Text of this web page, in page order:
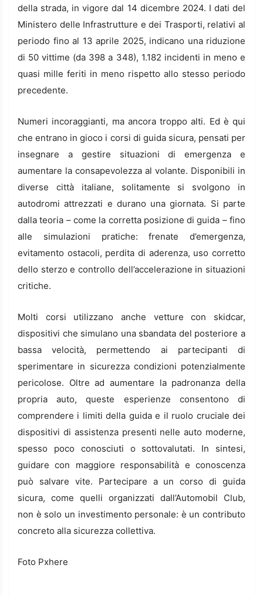
della strada, in vigore dal 14 dicembre 2024. I dati del
Ministero delle Infrastrutture e dei Trasporti, relativi al
periodo fino al 13 aprile 2025, indicano una riduzione
di 50 vittime (da 398 a 348), 1.182 incidenti in meno e
quasi mille feriti in meno rispetto allo stesso periodo
precedente.
Numeri incoraggianti, ma ancora troppo alti. Ed è qui
che entrano in gioco i corsi di guida sicura, pensati per
insegnare a gestire situazioni di emergenza e
aumentare la consapevolezza al volante. Disponibili in
diverse città italiane, solitamente si svolgono in
autodromi attrezzati e durano una giornata. Si parte
dalla teoria – come la corretta posizione di guida – fino
alle simulazioni pratiche: frenate d’emergenza,
evitamento ostacoli, perdita di aderenza, uso corretto
dello sterzo e controllo dell’accelerazione in situazioni
critiche.
Molti corsi utilizzano anche vetture con skidcar,
dispositivi che simulano una sbandata del posteriore a
bassa velocità, permettendo ai partecipanti di
sperimentare in sicurezza condizioni potenzialmente
pericolose. Oltre ad aumentare la padronanza della
propria auto, queste esperienze consentono di
comprendere i limiti della guida e il ruolo cruciale dei
dispositivi di assistenza presenti nelle auto moderne,
spesso poco conosciuti o sottovalutati. In sintesi,
guidare con maggiore responsabilità e conoscenza
può salvare vite. Partecipare a un corso di guida
sicura, come quelli organizzati dall’Automobil Club,
non è solo un investimento personale: è un contributo
concreto alla sicurezza collettiva.
Foto Pxhere